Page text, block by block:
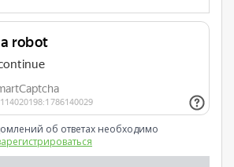
об ответах необходимо